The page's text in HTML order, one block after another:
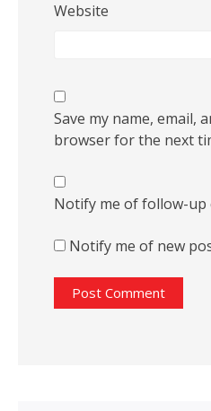
Website
Save my name, email,
browser for the next
Notify me of follow-up
Notify me of new